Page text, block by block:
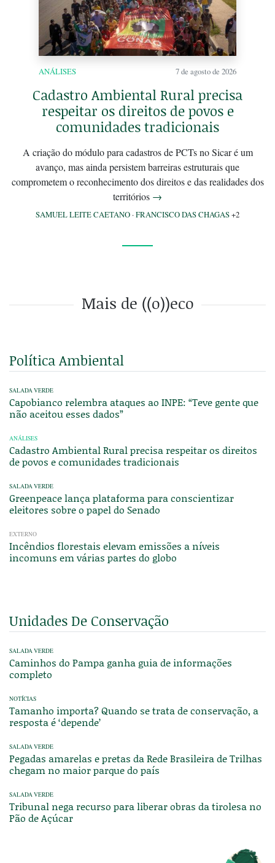
ANÁLISES 7 de agosto de 2026
Cadastro Ambiental Rural precisa
respeitar os direitos de povos e
comunidades tradicionais
A criação do módulo para cadastros de PCTs no Sicar é um
avanço, mas ainda persistem barreiras estruturais que
comprometem o reconhecimento dos direitos e das realidades dos
territórios →
SAMUEL LEITE CAETANO ·FRANCISCO DAS CHAGAS+2
Mais de ((o))eco
Política Ambiental
SALADA VERDE
Capobianco relembra ataques ao INPE: “Teve gente que
não aceitou esses dados”
ANÁLISES
Cadastro Ambiental Rural precisa respeitar os direitos
de povos e comunidades tradicionais
SALADA VERDE
Greenpeace lança plataforma para conscientizar
eleitores sobre o papel do Senado
EXTERNO
Incêndios florestais elevam emissões a níveis
incomuns em várias partes do globo
Unidades De Conservação
SALADA VERDE
Caminhos do Pampa ganha guia de informações
completo
NOTÍCIAS
Tamanho importa? Quando se trata de conservação, a
resposta é ‘depende’
SALADA VERDE
Pegadas amarelas e pretas da Rede Brasileira de Trilhas
chegam no maior parque do país
SALADA VERDE
Tribunal nega recurso para liberar obras da tirolesa no
Pão de Açúcar